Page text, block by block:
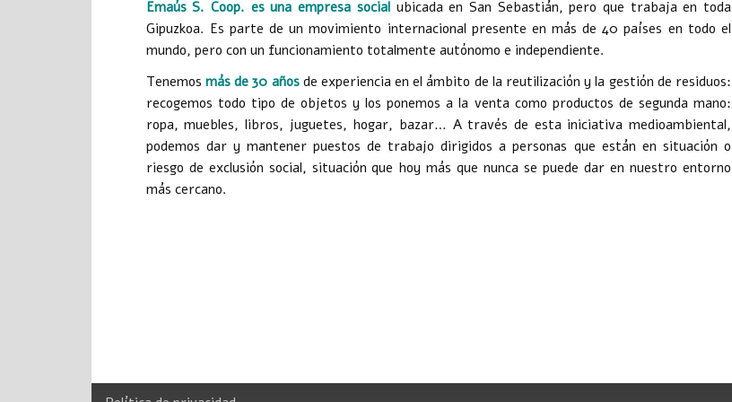
Emaús S. Coop. es una empresa socialubicada en San Sebastián, pero que trabaja en toda
Gipuzkoa. Es parte de un movimiento internacional presente en más de 40 países en todo el
mundo, pero con un funcionamiento totalmente autónomo e independiente.
Tenemos más de 30 añosde experiencia en el ámbito de la reutilización y la gestión de residuos:
recogemos todo tipo de objetos y los ponemos a la venta como productos de segunda mano:
ropa, muebles, libros, juguetes, hogar, bazar… A través de esta iniciativa medioambiental,
podemos dar y mantener puestos de trabajo dirigidos a personas que están en situación o
riesgo de exclusión social, situación que hoy más que nunca se puede dar en nuestro entorno
más cercano.